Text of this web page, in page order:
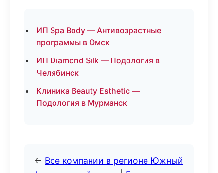
ИП Spa Body — Антивозрастные
программы в Омск
ИП Diamond Silk — Подология в
Челябинск
Клиника Beauty Esthetic —
Подология в Мурманск
← Все компании в регионе Южный